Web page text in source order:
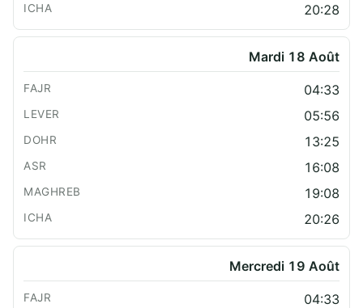
20:28
Mardi 18 Août
04:33
05:56
13:25
16:08
19:08
20:26
Mercredi 19 Août
04:33